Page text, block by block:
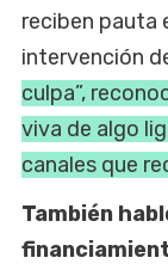
reciben pauta
intervención
culpa”,
viva de algo
canales que
También